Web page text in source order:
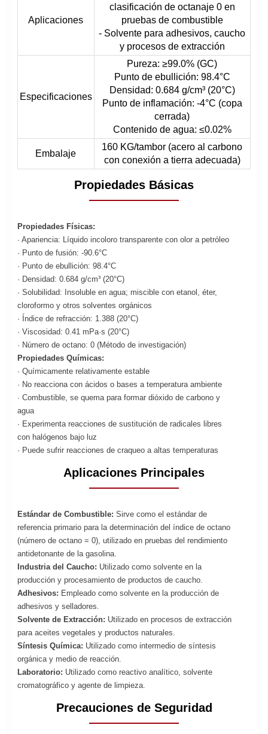
Aplicaciones
clasificación de octanaje 0 en
pruebas de combustible
- Solvente para adhesivos, caucho
y procesos de extracción
Especificaciones
Pureza: ≥99.0% (GC)
Punto de ebullición: 98.4°C
Densidad: 0.684 g/cm³ (20°C)
Punto de inflamación: -4°C (copa
cerrada)
Contenido de agua: ≤0.02%
Embalaje
160 KG/tambor (acero al carbono
con conexión a tierra adecuada)
Propiedades Básicas
Propiedades Físicas:
· Apariencia: Líquido incoloro transparente con olor a petróleo
· Punto de fusión: -90.6°C
· Punto de ebullición: 98.4°C
· Densidad: 0.684 g/cm³ (20°C)
· Solubilidad: Insoluble en agua; miscible con etanol, éter,
cloroformo y otros solventes orgánicos
· Índice de refracción: 1.388 (20°C)
· Viscosidad: 0.41 mPa·s (20°C)
· Número de octano: 0 (Método de investigación)
Propiedades Químicas:
· Químicamente relativamente estable
· No reacciona con ácidos o bases a temperatura ambiente
· Combustible, se quema para formar dióxido de carbono y
agua
· Experimenta reacciones de sustitución de radicales libres
con halógenos bajo luz
· Puede sufrir reacciones de craqueo a altas temperaturas
Aplicaciones Principales
Estándar de Combustible: Sirve como el estándar de
referencia primario para la determinación del índice de octano
(número de octano = 0), utilizado en pruebas del rendimiento
antidetonante de la gasolina.
Industria del Caucho: Utilizado como solvente en la
producción y procesamiento de productos de caucho.
Adhesivos: Empleado como solvente en la producción de
adhesivos y selladores.
Solvente de Extracción: Utilizado en procesos de extracción
para aceites vegetales y productos naturales.
Síntesis Química: Utilizado como intermedio de síntesis
orgánica y medio de reacción.
Laboratorio: Utilizado como reactivo analítico, solvente
cromatográfico y agente de limpieza.
Precauciones de Seguridad